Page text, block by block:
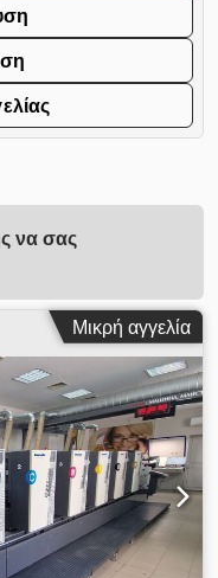
να σας
Μικρή αγγελία